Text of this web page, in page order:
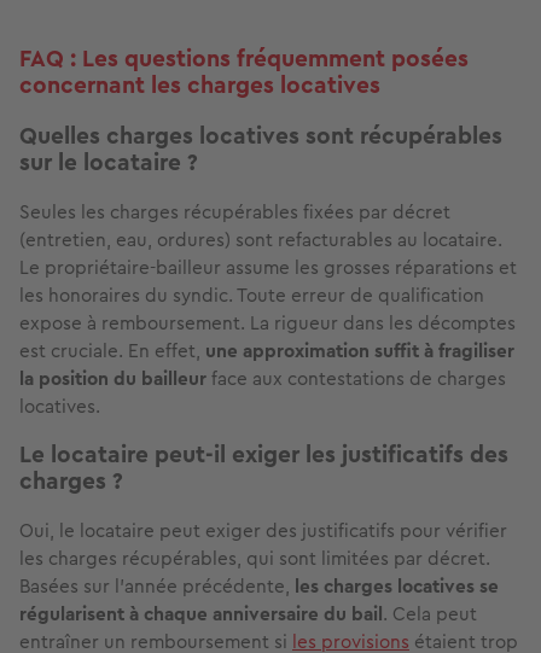
FAQ : Les questions fréquemment posées
concernant les charges locatives
Quelles charges locatives sont récupérables
sur le locataire ?
Seules les charges récupérables fixées par décret
(entretien, eau, ordures) sont refacturables au locataire.
Le propriétaire-bailleur assume les grosses réparations et
les honoraires du syndic. Toute erreur de qualification
expose à remboursement. La rigueur dans les décomptes
est cruciale. En effet, une approximation suffit à fragiliser
la position du bailleurface aux contestations de charges
locatives.
Le locataire peut-il exiger les justificatifs des
charges ?
Oui, le locataire peut exiger des justificatifs pour vérifier
les charges récupérables, qui sont limitées par décret.
Basées sur l’année précédente, les charges locatives se
régularisent à chaque anniversaire du bail. Cela peut
entraîner un remboursement si les provisions étaient trop